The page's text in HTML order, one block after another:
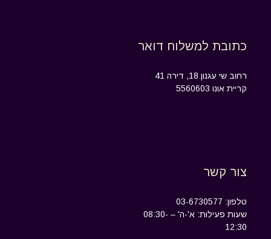
כתובת למשלוח דואר
רחוב שי עגנון 18, דירה 41
קריית אונו 5560603
צור קשר
טלפון: 03-6730577
שעות פעילות: א'-ה' – 08:30-
12:30